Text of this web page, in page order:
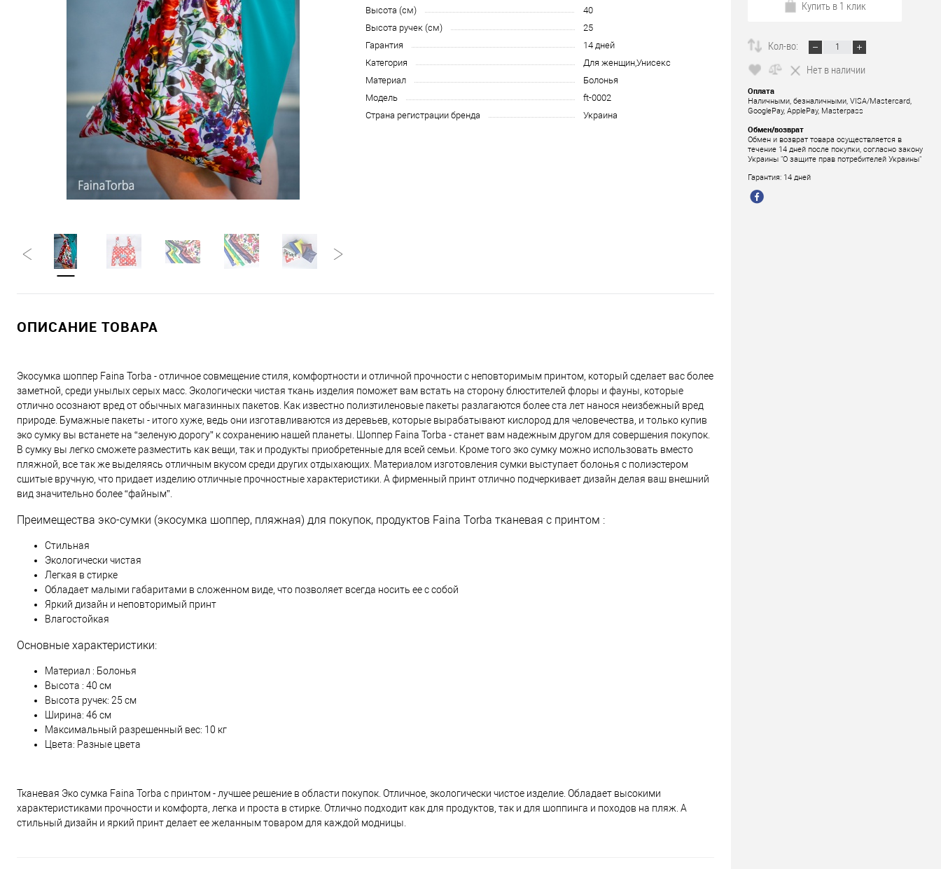
Высота (см)
40
Высота ручек (см)
25
Гарантия
14 дней
Категория
Для женщин,Унисекс
Материал
Болонья
Модель
ft-0002
Страна регистрации бренда
Украина
ОПИСАНИЕ ТОВАРА
Экосумка шоппер Faina Torba - отличное совмещение стиля, комфортности и отличной прочности с неповторимым принтом, который сделает вас более
заметной, среди унылых серых масс. Экологически чистая ткань изделия поможет вам встать на сторону блюстителей флоры и фауны, которые
отлично осознают вред от обычных магазинных пакетов. Как известно полиэтиленовые пакеты разлагаются более ста лет нанося неизбежный вред
природе. Бумажные пакеты - итого хуже, ведь они изготавливаются из деревьев, которые вырабатывают кислород для человечества, и только купив
эко сумку вы встанете на “зеленую дорогу” к сохранению нашей планеты. Шоппер Faina Torba - станет вам надежным другом для совершения покупок.
В сумку вы легко сможете разместить как вещи, так и продукты приобретенные для всей семьи. Кроме того эко сумку можно использовать вместо
пляжной, все так же выделяясь отличным вкусом среди других отдыхающих. Материалом изготовления сумки выступает болонья с полиэстером
сшитые вручную, что придает изделию отличные прочностные характеристики. А фирменный принт отлично подчеркивает дизайн делая ваш внешний
вид значительно более “файным”.
Преимещества эко-сумки (экосумка шоппер, пляжная) для покупок, продуктов Faina Torba тканевая с принтом :
Стильная
Экологически чистая
Легкая в стирке
Обладает малыми габаритами в сложенном виде, что позволяет всегда носить ее с собой
Яркий дизайн и неповторимый принт
Влагостойкая
Основные характеристики:
Материал : Болонья
Высота : 40 см
Высота ручек: 25 см
Ширина: 46 см
Максимальный разрешенный вес: 10 кг
Цвета: Разные цвета
Тканевая Эко сумка Faina Torba с принтом - лучшее решение в области покупок. Отличное, экологически чистое изделие. Обладает высокими
характеристиками прочности и комфорта, легка и проста в стирке. Отлично подходит как для продуктов, так и для шоппинга и походов на пляж. А
стильный дизайн и яркий принт делает ее желанным товаром для каждой модницы.
Купить в 1 клик
Кол-во:
Нет в наличии
Оплата
Наличными, безналичными, VISA/Mastercard,
GooglePay, ApplePay, Masterpass
Обмен/возврат
Обмен и возврат товара осуществляется в
течение 14 дней после покупки, согласно закону
Украины "О защите прав потребителей Украины"
Гарантия: 14 дней